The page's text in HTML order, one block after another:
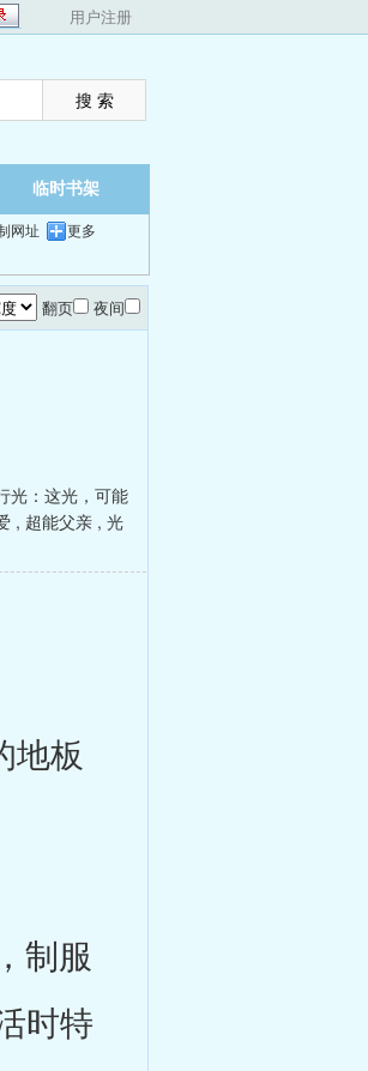
用户注册
临时书架
网址 更多
翻页 夜间
光：这光，可能
, 超能父亲 , 光
地板
制服
时特